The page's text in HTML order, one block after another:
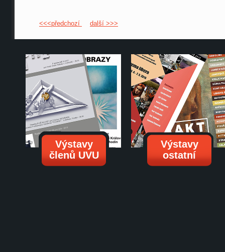
<<<předchozí další >>>
Výstavy
členů UVU
Výstavy
ostatní